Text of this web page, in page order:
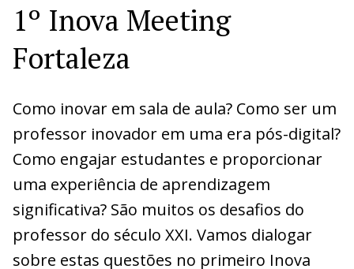
1º Inova Meeting
Fortaleza
Como inovar em sala de aula? Como ser um
professor inovador em uma era pós-digital?
Como engajar estudantes e proporcionar
uma experiência de aprendizagem
significativa? São muitos os desafios do
professor do século XXI. Vamos dialogar
sobre estas questões no primeiro Inova